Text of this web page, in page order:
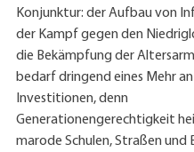
Konjunktur: der Aufbau von
der Kampf gegen den
die Bekämpfung der
bedarf dringend eines Mehr an
Investitionen, denn
Generationengerechtigkeit
marode Schulen, Straßen und